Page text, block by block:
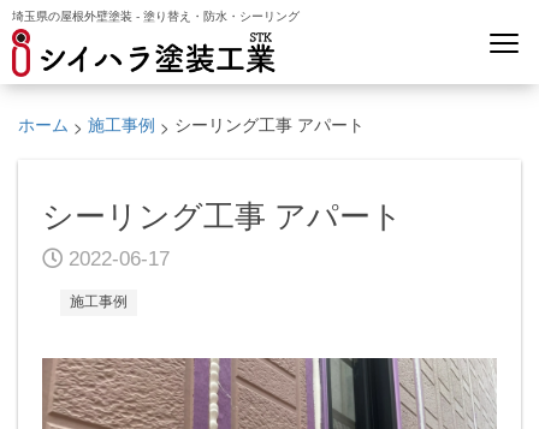
埼玉県の屋根外壁塗装 - 塗り替え・防水・シーリング
ホーム > 施工事例 > シーリング工事 アパート
シーリング工事 アパート
2022-06-17
施工事例